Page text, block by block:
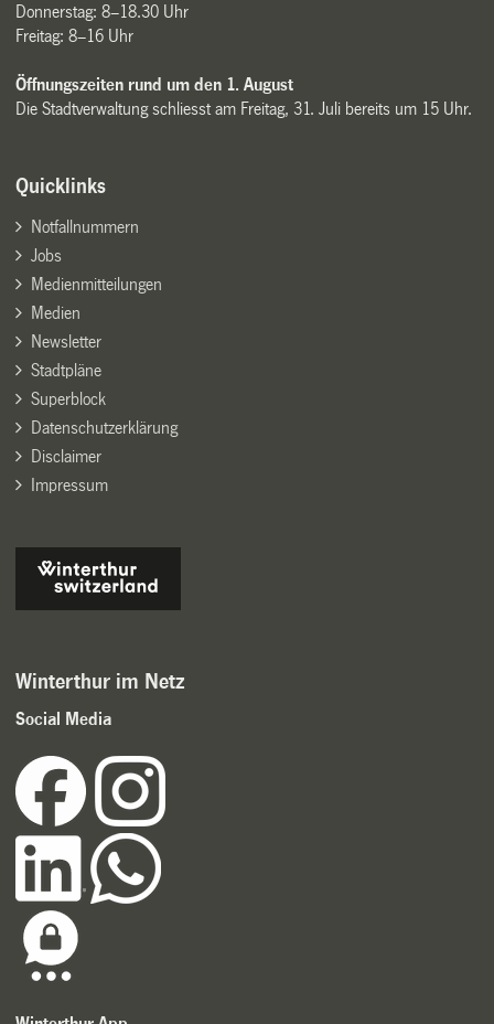
Donnerstag: 8–18.30 Uhr
Freitag: 8–16 Uhr
Öffnungszeiten rund um den 1. August
Die Stadtverwaltung schliesst am Freitag, 31. Juli bereits um 15 Uhr.
Quicklinks
Notfallnummern
Jobs
Medienmitteilungen
Medien
Newsletter
Stadtpläne
Superblock
Datenschutzerklärung
Disclaimer
Impressum
Winterthur im Netz
Social Media